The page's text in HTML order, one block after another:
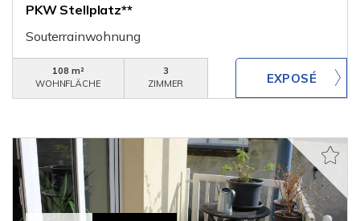
PKW Stellplatz**
Souterrainwohnung
108 m²
WOHNFLÄCHE
3
ZIMMER